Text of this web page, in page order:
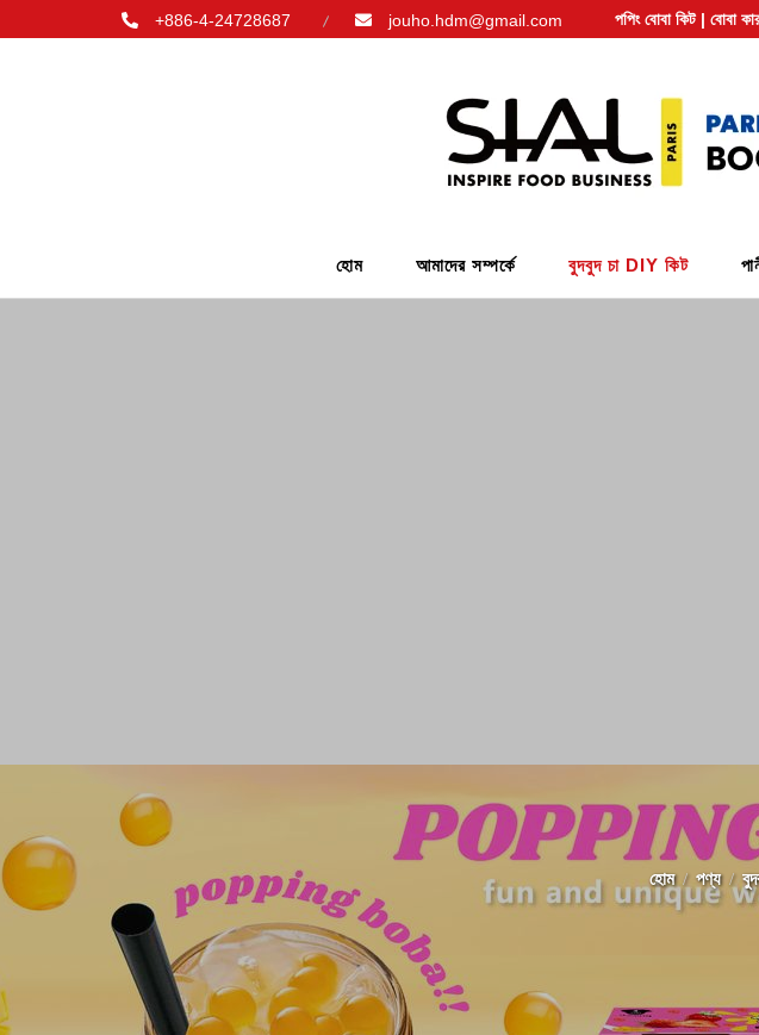
+886-4-24728687 jouho.hdm@gmail.com পপিং বোবা কিট | বোবা
হোম আমাদের সম্পর্কে বুদবুদ চা DIY কিট
হোম পণ্য